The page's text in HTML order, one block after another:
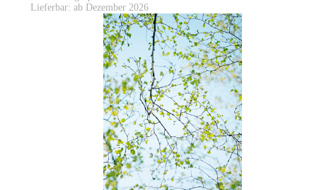
Lieferbar: ab Dezember 2026